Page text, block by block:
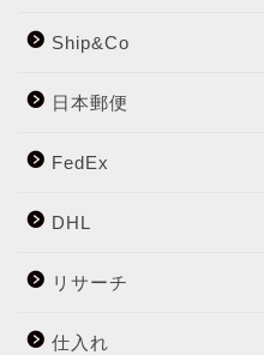
Ship&Co
日本郵便
FedEx
DHL
リサーチ
仕入れ